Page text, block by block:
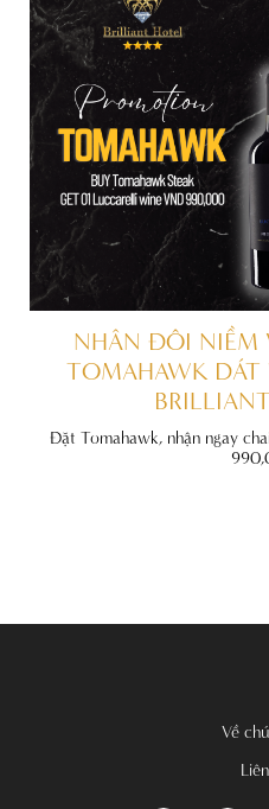
NHÂN ĐÔI
TOMAHAWK DÁT
Đặt Tomahawk, nhận ngay
Về